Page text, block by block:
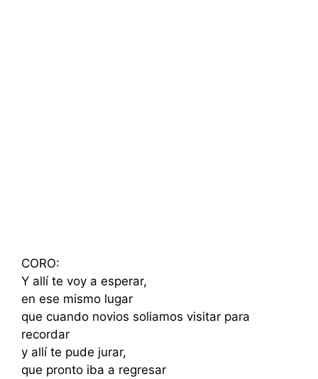
CORO:
Y allí te voy a esperar,
en ese mismo lugar
que cuando novios soliamos visitar para
recordar
y allí te pude jurar,
que pronto iba a regresar